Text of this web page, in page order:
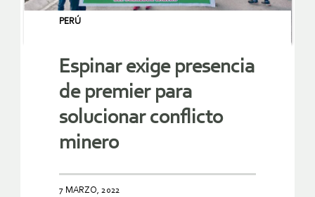
PERÚ
Espinar exige presencia
de premier para
solucionar conflicto
minero
7 MARZO, 2022